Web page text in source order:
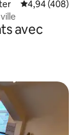
Évaluation
4,94 (408)
avec